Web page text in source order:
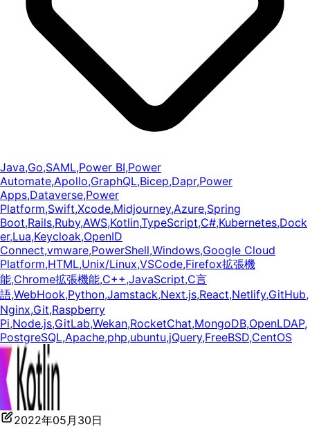
Java,Go,SAML,Power BI,Power
Automate,Apollo,GraphQL,Bicep,Dapr,Power
Apps,Dataverse,Power
Platform,Swift,Xcode,Midjourney,Azure,Spring
Boot,Rails,Ruby,AWS,Kotlin,TypeScript,C#,Kubernetes,Dock
er,Lua,Keycloak,OpenID
Connect,vmware,PowerShell,Windows,Google Cloud
Platform,HTML,Unix/Linux,VSCode,Firefox拡張機
能,Chrome拡張機能,C++,JavaScript,C言
語,WebHook,Python,Jamstack,Next.js,React,Netlify,GitHub,
Nginx,Git,Raspberry
Pi,Node.js,GitLab,Wekan,RocketChat,MongoDB,OpenLDAP,
PostgreSQL,Apache,php,ubuntu,jQuery,FreeBSD,CentOS
2022年05月30日